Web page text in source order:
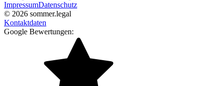
ImpressumDatenschutz
© 2026 sommer.legal
Kontaktdaten
Google Bewertungen: